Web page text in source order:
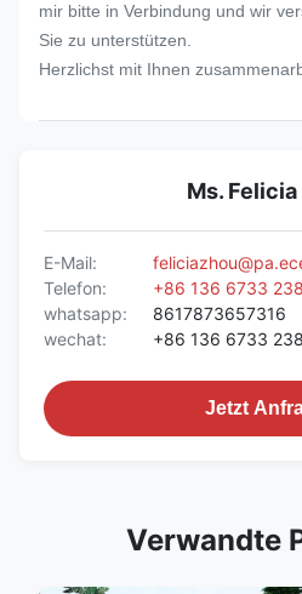
mir bitte in Verbindung und wir
Sie zu unterstützen.
Herzlichst mit Ihnen
Ms.
E-Mail:
Telefon:
+86 136 6733
whatsapp:
8617873657316
wechat:
+86 136 6733
Jetzt
Verwandte